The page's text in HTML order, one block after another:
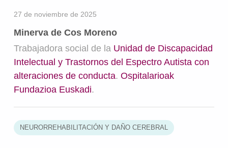
27 de noviembre de 2025
Minerva de Cos Moreno
Trabajadora social de la Unidad de Discapacidad
Intelectual y Trastornos del Espectro Autista con
alteraciones de conducta. Ospitalarioak
Fundazioa Euskadi.
NEURORREHABILITACIÓN Y DAÑO CEREBRAL